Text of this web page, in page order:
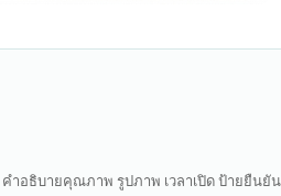
คำอธิบายคุณภาพ รูปภาพ เวลาเปิด ป้ายยืน